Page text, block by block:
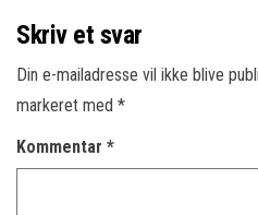
Skriv et svar
Din e-mailadresse vil ikke blive
markeret med *
Kommentar *